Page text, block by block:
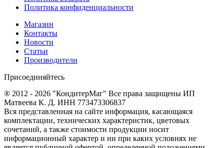
Политика конфиденциальности
Магазин
Контакты
Новости
Статьи
Производители
Присоединяйтесь
® 2012 - 2026 "КондитерМаг" Все права защищены ИП
Матвеева К. Д. ИНН 773473306837
Вся представленная на сайте информация, касающаяся
комплектации, технических характеристик, цветовых
сочетаний, а также стоимости продукции носит
информационный характер и ни при каких условиях не